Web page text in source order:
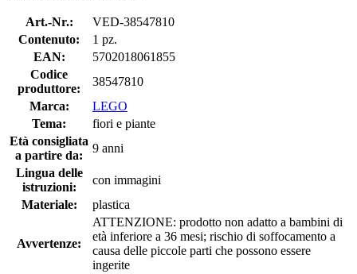
Art.-Nr.:
VED-38547810
Contenuto:
1 pz.
EAN:
5702018061855
Codice
produttore:
38547810
Marca:
LEGO
Tema:
fiori e piante
Età consigliata
a partire da:
9 anni
Lingua delle
istruzioni:
con immagini
Materiale:
plastica
Avvertenze:
ATTENZIONE: prodotto non adatto a bambini di
età inferiore a 36 mesi; rischio di soffocamento a
causa delle piccole parti che possono essere
ingerite